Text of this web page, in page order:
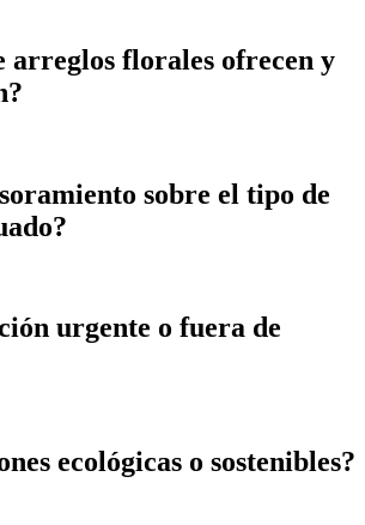
arreglos florales ofrecen y
sobre el tipo de
urgente o fuera de
ecológicas o sostenibles?